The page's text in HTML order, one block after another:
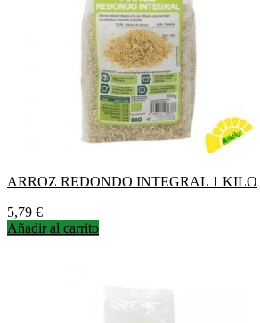
ARROZ REDONDO INTEGRAL 1 KILO
Precio
5,79 €
Añadir al carrito